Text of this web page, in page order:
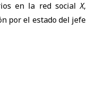
en la red socialX,
por el estado del jefe